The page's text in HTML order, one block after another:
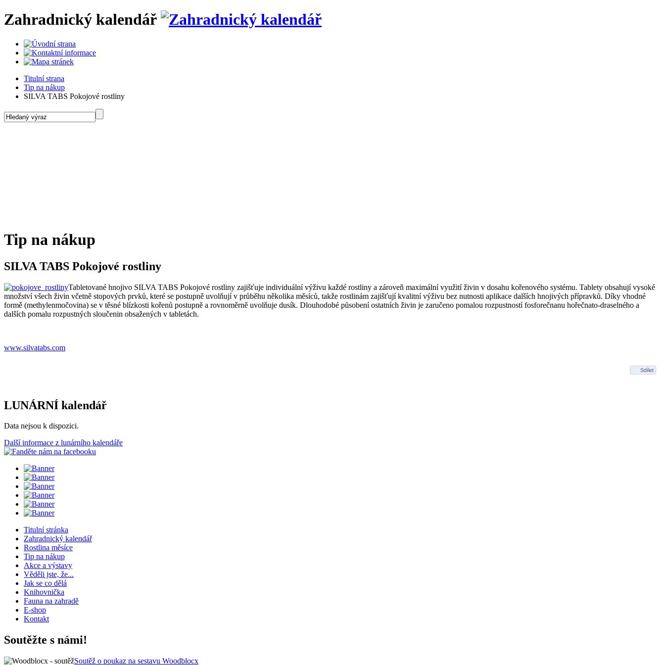
Zahradnický kalendář
Titulní strana
Tip na nákup
SILVA TABS Pokojové rostliny
Tip na nákup
SILVA TABS Pokojové rostliny
Tabletované hnojivo SILVA TABS Pokojové rostliny zajišťuje individuální výživu každé rostliny a zároveň maximální využití živin v dosahu kořenového systému. Tablety obsahují vysoké
množství všech živin včetně stopových prvků, které se postupně uvolňují v průběhu několika měsíců, takže rostlinám zajišťují kvalitní výživu bez nutnosti aplikace dalších hnojivých přípravků. Díky vhodné
formě (methylenmočovina) se v těsné blízkosti kořenů postupně a rovnoměrně uvolňuje dusík. Dlouhodobé působení ostatních živin je zaručeno pomalou rozpustností fosforečnanu hořečnato-draselného a
dalších pomalu rozpustných sloučenin obsažených v tabletách.
www.silvatabs.com
Sdílet
LUNÁRNÍ kalendář
Data nejsou k dispozici.
Další informace z lunárního kalendáře
Titulní stránka
Zahradnický kalendář
Rostlina měsíce
Tip na nákup
Akce a výstavy
Věděli jste, že...
Jak se co dělá
Knihovnička
Fauna na zahradě
E-shop
Kontakt
Soutěžte s námi!
Soutěž o poukaz na sestavu Woodblocx